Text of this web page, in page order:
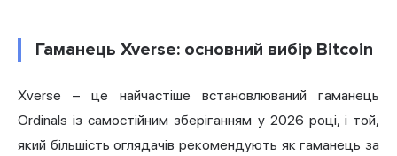
Гаманець Xverse: основний вибір Bitcoin
Xverse – це найчастіше встановлюваний гаманець
Ordinals із самостійним зберіганням у 2026 році, і той,
який більшість оглядачів рекомендують як гаманець за